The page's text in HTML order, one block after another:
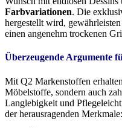
Farbvariationen. Die
hergestellt wird,
einen angenehm trockenen
Überzeugende Argumente
Mit Q2 Markenstoffen
Möbelstoffe, sondern auch
Langlebigkeit und
der herausragenden Merkmale: